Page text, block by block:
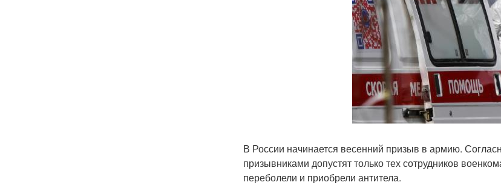
В России начинается весенний призыв в армию.
призывниками допустят только тех сотрудников
переболели и приобрели антитела.